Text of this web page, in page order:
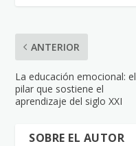
ANTERIOR
La educación emocional: el
pilar que sostiene el
aprendizaje del siglo XXI
SOBRE EL AUTOR